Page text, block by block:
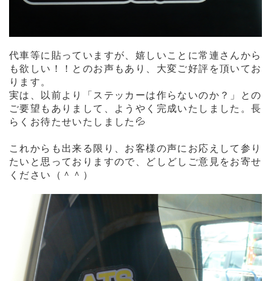
代車等に貼っていますが、 嬉しいことに常連さんから
も欲しい！！とのお声もあり、 大変ご好評を頂いてお
ります。
実は、 以前より「ステッカーは作らないのか？」との
ご要望もありまして、
ようやく完成いたしました。長
らくお待たせいたしました💦
これからも出来る限り、お客様の声にお応えして参り
たいと思って おりますので、どしどし ご意見をお寄せ
ください（＾＾）